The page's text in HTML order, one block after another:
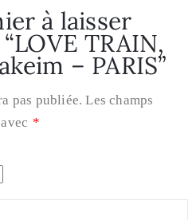
à laisser
TRAIN,
– PARIS”
pas publiée. Les champs
*